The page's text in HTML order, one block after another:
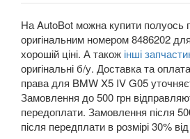
M4 F82/F83
5 Series E39
M5 E39
5 Series E60
На AutoBot можна купити полуось
оригінальним номером 8486202
хорошій ціні. А також інші
оригінальні б/у. Доставка та
права для BMW X5 IV G05
Замовлення до 500 грн
передоплати. Замовлення після
після передплати в розмірі 30%